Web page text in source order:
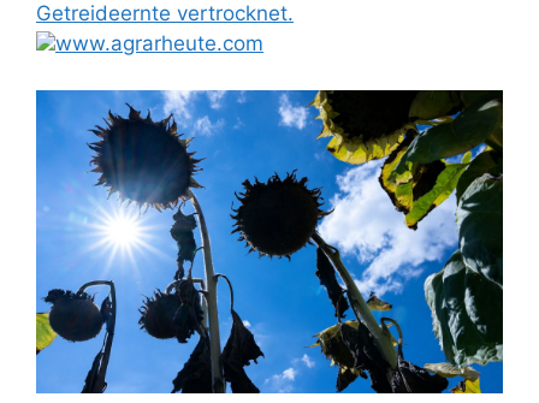
Getreideernte vertrocknet.
www.agrarheute.com